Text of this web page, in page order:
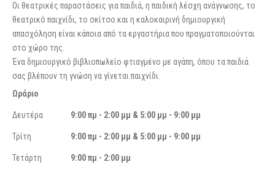
Οι θεατρικές παραστάσεις για παιδιά, η παιδική λέσχη ανάγνωσης, το
θεατρικό παιχνίδι, το σκίτσο και η καλοκαιρινή δημιουργική
απασχόληση είναι κάποια από τα εργαστήρια που πραγματοποιούνται
στο χώρο της.
Ένα δημιουργικό βιβλιοπωλείο φτιαγμένο με αγάπη, όπου τα παιδιά
σας βλέπουν τη γνώση να γίνεται παιχνίδι.
Ωράριο
Δευτέρα 9:00 πμ - 2:00 μμ & 5:00 μμ - 9:00 μμ
Τρίτη 9:00 πμ - 2:00 μμ & 5:00 μμ - 9:00 μμ
Τετάρτη 9:00 πμ - 2:00 μμ